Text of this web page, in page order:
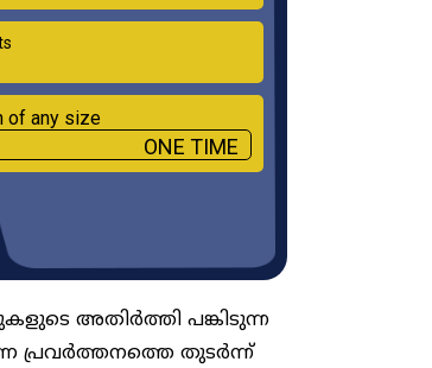
of any size
ONE TIME
അതിർത്തി പങ്കിടുന്ന
പ്രവർത്തനത്തെ തുടർന്ന്